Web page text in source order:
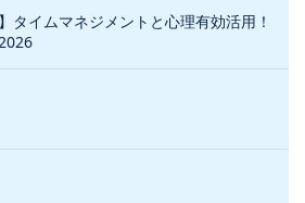
タイムマネジメントと心理有効活用！